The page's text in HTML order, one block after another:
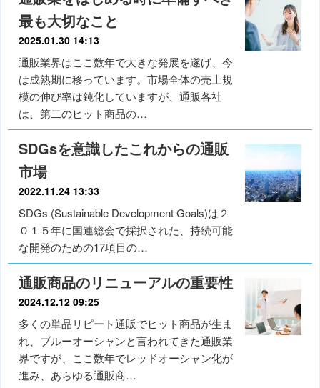
最も大切なこと
2025.01.30 14:13
通販業界はここ数年で大きな発展を遂げ、今
は成熟期に移っています。市場全体の売上規
模の伸び率は鈍化していますが、通販各社
は、第二のヒット商品の…
SDGsを意識したこれからの通販
市場
2022.11.24 13:33
SDGs (Sustainable Development Goals)は２
０１５年に国連総会で採択された、持続可能
な開発のための17項目の…
通販商品のリニューアルの重要性
2024.12.12 09:25
多くの単品リピート通販でヒット商品が生ま
れ、ブルーオーシャンと言われてきた通販業
界ですが、ここ数年でレッドオーシャン化が
進み、あらゆる通販商…